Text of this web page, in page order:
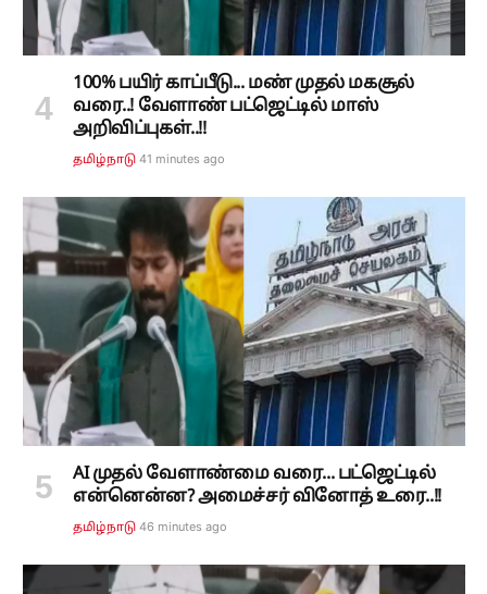
100% பயிர் காப்பீடு... மண் முதல் மகசூல்
வரை..! வேளாண் பட்ஜெட்டில் மாஸ்
அறிவிப்புகள்..!!
தமிழ்நாடு 41 minutes ago
AI முதல் வேளாண்மை வரை... பட்ஜெட்டில்
என்னென்ன? அமைச்சர் வினோத் உரை..!!
தமிழ்நாடு 46 minutes ago